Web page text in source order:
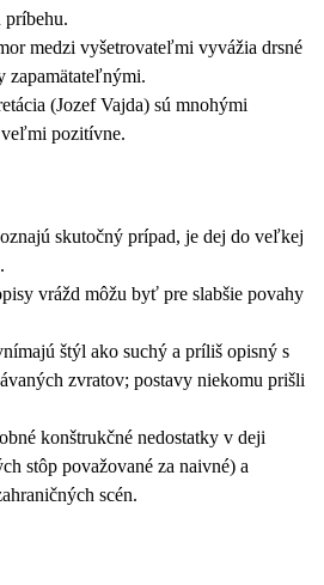
príbehu.
medzi vyšetrovateľmi vyvážia drsné
zapamätateľnými.
(Jozef Vajda) sú mnohými
pozitívne.
skutočný prípad, je dej do veľkej
vrážd môžu byť pre slabšie povahy
štýl ako suchý a príliš opisný s
zvratov; postavy niekomu prišli
konštrukčné nedostatky v deji
stôp považované za naivné) a
scén.